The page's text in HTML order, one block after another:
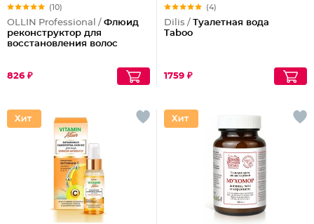
(10)
OLLIN Professional / Флюид
реконструктор для
восстановления волос
826 ₽
(4)
Dilis / Туалетная вода
Taboo
1759 ₽